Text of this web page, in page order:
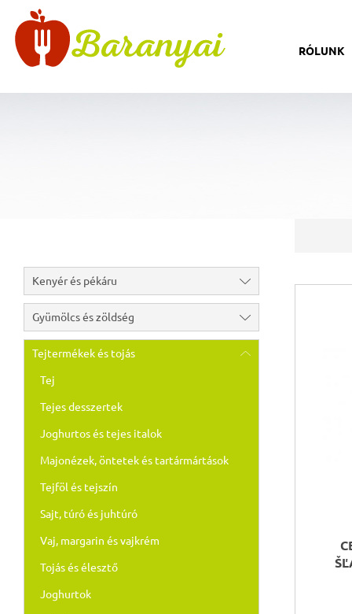
RÓLUNK
Kenyér és pékáru
Gyümölcs és zöldség
Tejtermékek és tojás
Tej
Tejes desszertek
Joghurtos és tejes italok
Majonézek, öntetek és tartármártások
Tejföl és tejszín
Sajt, túró és juhtúró
Vaj, margarin és vajkrém
Tojás és élesztő
Joghurtok